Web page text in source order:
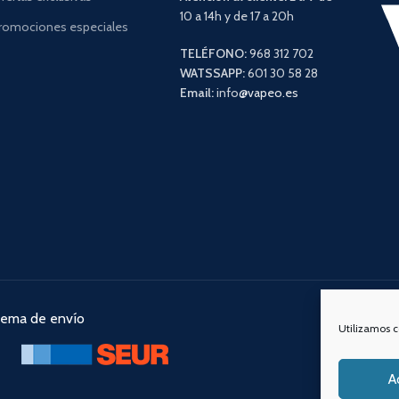
Utilizamos
especiales
10 a 14h y de 17 a 20h
TELÉFONO:968 312 702
WATSSAPP:601 30 58 28
Email:info@vapeo.es
de envío